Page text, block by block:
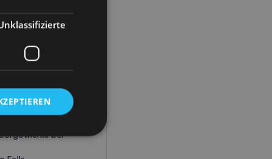
mit einem
Das Futter bietet eine
und ein schönes
bei